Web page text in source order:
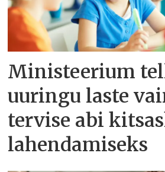
Ministeerium
uuringu laste
tervise abi
lahendamiseks